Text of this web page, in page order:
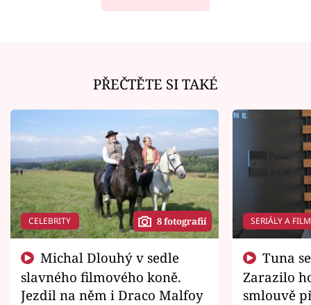
PŘEČTĚTE SI TAKÉ
CELEBRITY 8 fotografií
slavného filmového koně.
Jezdil na něm i Draco Malfoy
SERIÁLY A
Zarazilo
smlouvě